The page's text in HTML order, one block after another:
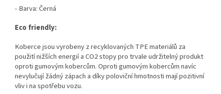
- Barva: Černá
Eco friendly:
Koberce jsou vyrobeny z recyklovaných TPE materiálů za
použití nižších energií a CO2 stopy pro trvale udržitelný produkt
oproti gumovým kobercům. Oproti gumovým kobercům navíc
nevylučují žádný zápach a díky poloviční hmotnosti mají pozitivní
vliv i na spotřebu vozu.